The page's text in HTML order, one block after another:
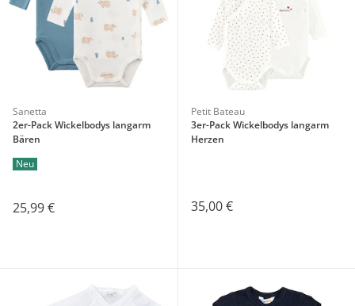
Sanetta
2er-Pack Wickelbodys langarm
Bären
Neu
25,99 €
Petit Bateau
3er-Pack Wickelbodys langarm
Herzen
35,00 €